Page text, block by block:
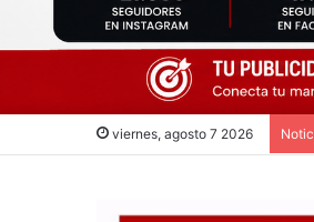
viernes, agosto 7 2026